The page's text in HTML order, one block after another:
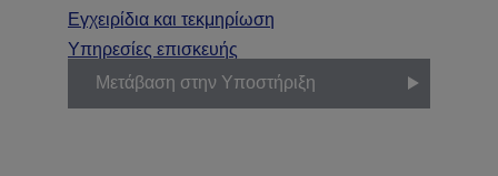
Εγχειρίδια και τεκμηρίωση
Υπηρεσίες επισκευής
Μετάβαση στην Υποστήριξη